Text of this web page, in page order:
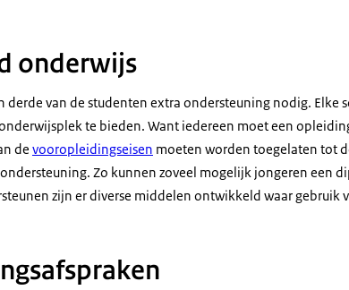
onderwijs
derde van de studenten extra ondersteuning nodig. Elke
te bieden. Want iedereen moet een
de vooropleidingseisen moeten worden toegelaten tot
Zo kunnen zoveel mogelijk jongeren een
zijn er diverse middelen ontwikkeld waar gebruik